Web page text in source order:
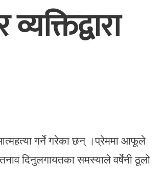
गर्ने गरेका छन् ।प्रेममा आफूले
दिनुलगायतका समस्याले वर्षेनी ठूलो